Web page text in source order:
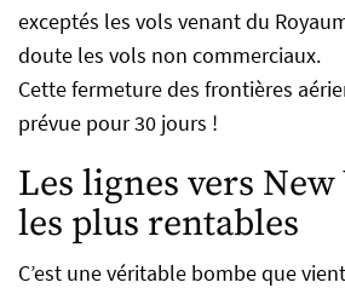
exceptés les vols venant du
doute les vols non commerciaux.
Cette fermeture des frontières
prévue pour 30 jours !
Les lignes vers
les plus rentables
C’est une véritable bombe que